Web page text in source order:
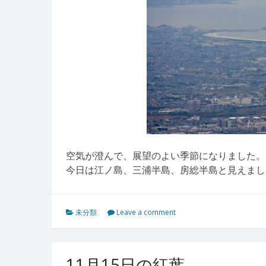
空気が澄んで、展望のよい季節になりました。
今日は江ノ島、三浦半島、房総半島と見えま
未分類 Leave a comment